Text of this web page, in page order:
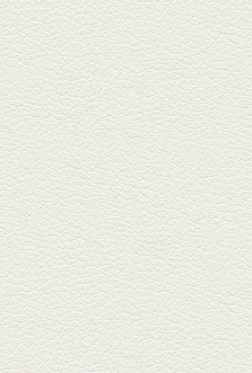
明太もちチーズもんじゃ
銀座中通りで深夜３時まで営業
している「もんじゃ焼きかめの
や」...
2025年5月2日放送
ミックス水餃子＆麻婆豆
腐
新水前寺駅そばの人気店「中華
料理 福来亭」へ。「しろ」ロッ
ク...
2025年4月11日放送
きびなごの塩焼き＆黒豚
しゃぶしゃぶ
春の[熊本屋台村]で昼飲みの刻。
[かごっま屋台 黒で乾杯]で「銀...
2025年3月21日放送
薩摩赤鶏のころころ焼き